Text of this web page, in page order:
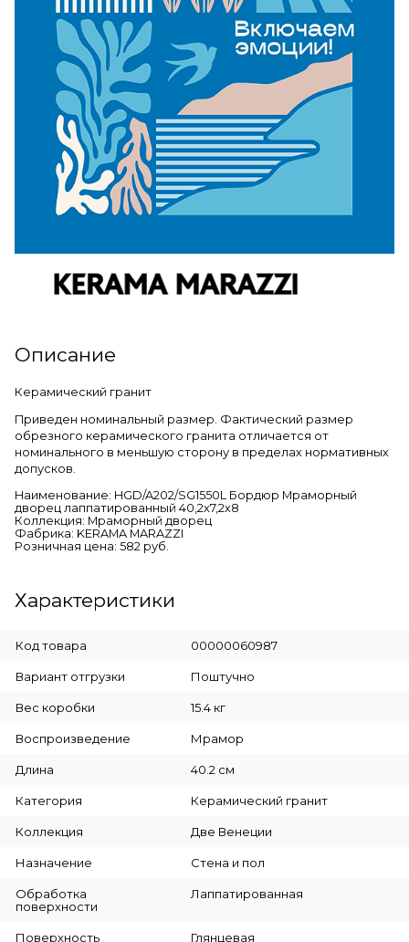
Описание
Керамический гранит
Приведен номинальный размер. Фактический размер
обрезного керамического гранита отличается от
номинального в меньшую сторону в пределах нормативных
допусков.
Наименование: HGD/A202/SG1550L Бордюр Мраморный
дворец лаппатированный 40,2х7,2х8
Коллекция: Мраморный дворец
Фабрика: KERAMA MARAZZI
Розничная цена: 582 руб.
Характеристики
Код товара 00000060987
Вариант отгрузки Поштучно
Вес коробки 15.4 кг
Воспроизведение Мрамор
Длина 40.2 см
Категория Керамический гранит
Коллекция Две Венеции
Назначение Стена и пол
Обработка
поверхности
Лаппатированная
Поверхность Глянцевая